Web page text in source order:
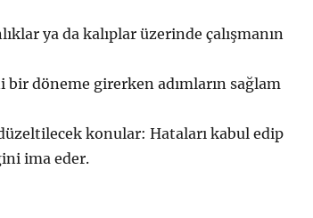
ya da kalıplar üzerinde çalışmanın
döneme girerken adımların sağlam
konular: Hataları kabul edip
ima eder.